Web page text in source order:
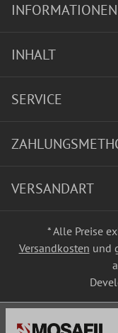
INFORMATIONEN
INHALT
SERVICE
VERSANDART
* Alle Preise
Versandkosten und